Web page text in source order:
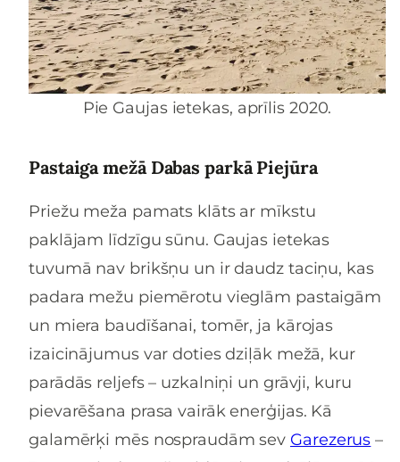
Pie Gaujas ietekas, aprīlis 2020.
Pastaiga mežā Dabas parkā Piejūra
Priežu meža pamats klāts ar mīkstu
paklājam līdzīgu sūnu. Gaujas ietekas
tuvumā nav brikšņu un ir daudz taciņu, kas
padara mežu piemērotu vieglām pastaigām
un miera baudīšanai, tomēr, ja kārojas
izaicinājumus var doties dziļāk mežā, kur
parādās reljefs – uzkalniņi un grāvji, kuru
pievarēšana prasa vairāk enerģijas. Kā
galamērķi mēs nospraudām sev Garezerus –